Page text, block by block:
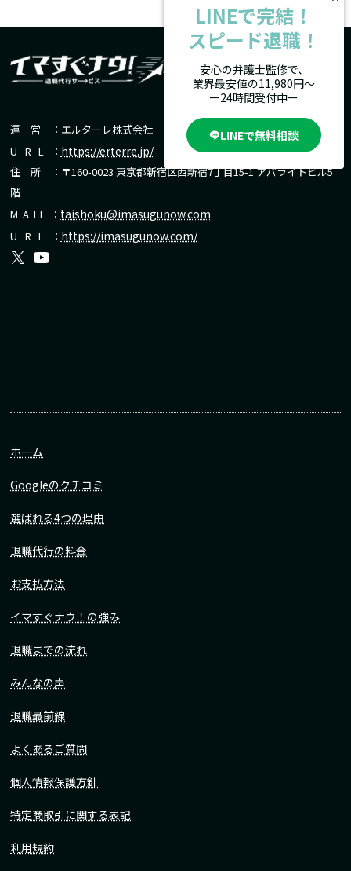
運営
：エルターレ株式会社
URL
： https://erterre.jp/
住所
：〒160-0023 東京都新宿区西新宿7丁目15-1 アパライトビル5
階
MAIL
： taishoku@imasugunow.com
URL ： https://imasugunow.com/
ホーム
Googleのクチコミ
選ばれる4つの理由
退職代行の料金
お支払方法
イマすぐナウ！の強み
退職までの流れ
みんなの声
退職最前線
よくあるご質問
個人情報保護方針
特定商取引に関する表記
利用規約
LINEで完結！
スピード退職！
安心の弁護士監修で、
業界最安値の11,980円〜
ー24時間受付中ー
LINEで無料相談